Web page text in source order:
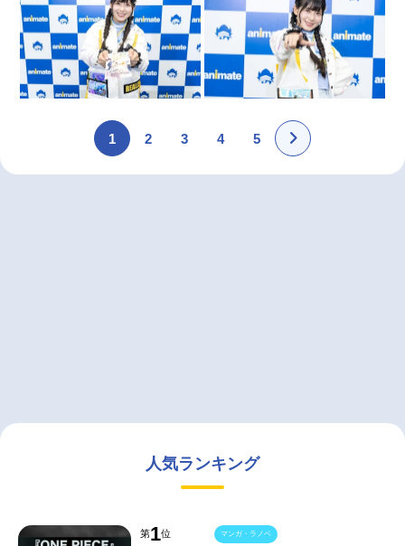
1 2 3 4 5
人気ランキング
第1位 マンガ・ラノベ